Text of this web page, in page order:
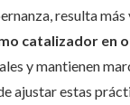
resulta
catalizador en
y mantienen
ajustar estas